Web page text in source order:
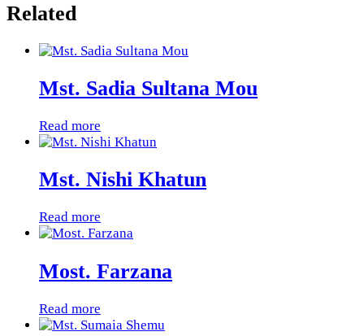
Related
Mst. Sadia Sultana Mou
Read more
Mst. Nishi Khatun
Read more
Most. Farzana
Read more